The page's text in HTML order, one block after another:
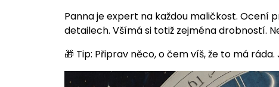
Panna je expert na každou maličkost. Ocení
detailech. Všímá si totiž zejména drobností.
🎁 Tip: Připrav něco, o čem víš, že to má